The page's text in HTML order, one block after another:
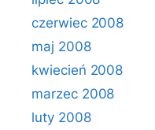
czerwiec 2008
maj 2008
kwiecień 2008
marzec 2008
luty 2008